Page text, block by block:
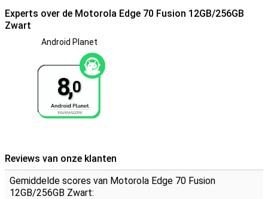
Experts over de Motorola Edge 70 Fusion 12GB/256GB
Zwart
Android Planet
8,0
Reviews van onze klanten
Gemiddelde scores van Motorola Edge 70 Fusion
12GB/256GB Zwart: